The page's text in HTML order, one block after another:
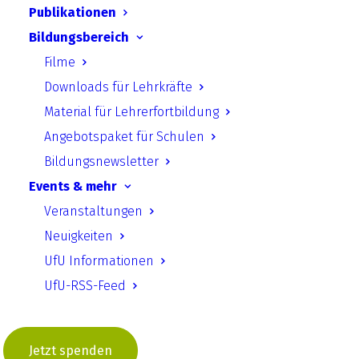
Publikationen
Bildungsbereich
Filme
Downloads für Lehrkräfte
Material für Lehrerfortbildung
Angebotspaket für Schulen
Bildungsnewsletter
Events & mehr
Veranstaltungen
Neuigkeiten
UfU Informationen
UfU-RSS-Feed
Jetzt spenden
Forderungskatalog an die Politik.
Zurück
UfU.de | Unabhängiges Institut für Umweltfragen
Standort Berlin­ Greifswalder Straße 4, 10405 Berlin Telefon:
Standort Halle
Große Klausstraße 11, 06108 Halle Telefon: